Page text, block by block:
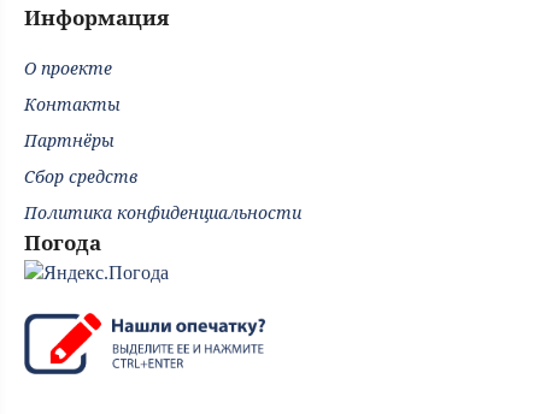
Информация
О проекте
Контакты
Партнёры
Сбор средств
Политика конфиденциальности
Погода